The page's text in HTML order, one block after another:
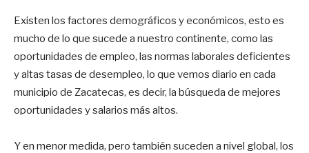
Existen los factores demográficos y económicos, esto es
mucho de lo que sucede a nuestro continente, como las
oportunidades de empleo, las normas laborales deficientes
y altas tasas de desempleo, lo que vemos diario en cada
municipio de Zacatecas, es decir, la búsqueda de mejores
oportunidades y salarios más altos.
Y en menor medida, pero también suceden a nivel global, los